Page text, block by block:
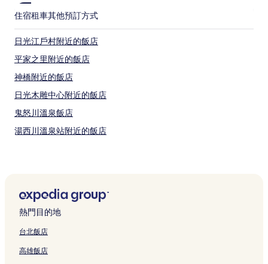
住宿租車其他預訂方式
日光江戶村附近的飯店
平家之里附近的飯店
神橋附近的飯店
日光木雕中心附近的飯店
鬼怒川溫泉飯店
湯西川溫泉站附近的飯店
鬼怒楯岩大吊橋附近的飯店
日光東照宮附近的飯店
鬼怒川溫泉觸合橋附近的飯店
湯西川溫泉飯店
熱門目的地
台北飯店
高雄飯店